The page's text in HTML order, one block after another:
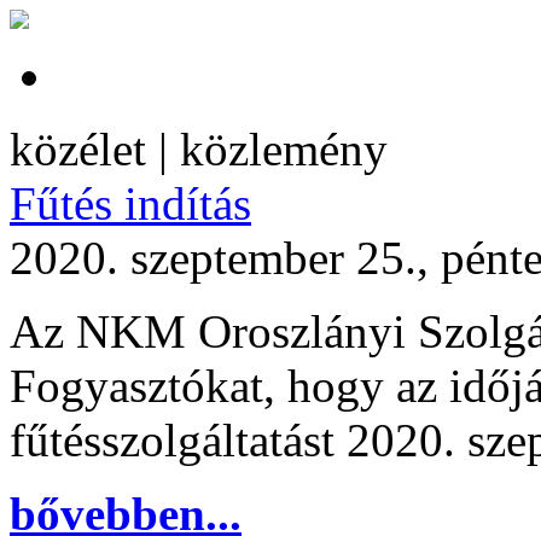
közélet | közlemény
Fűtés indítás
2020. szeptember 25.,
Az NKM Oroszlányi
Fogyasztókat, hogy az
fűtésszolgáltatást 2020.
bővebben...